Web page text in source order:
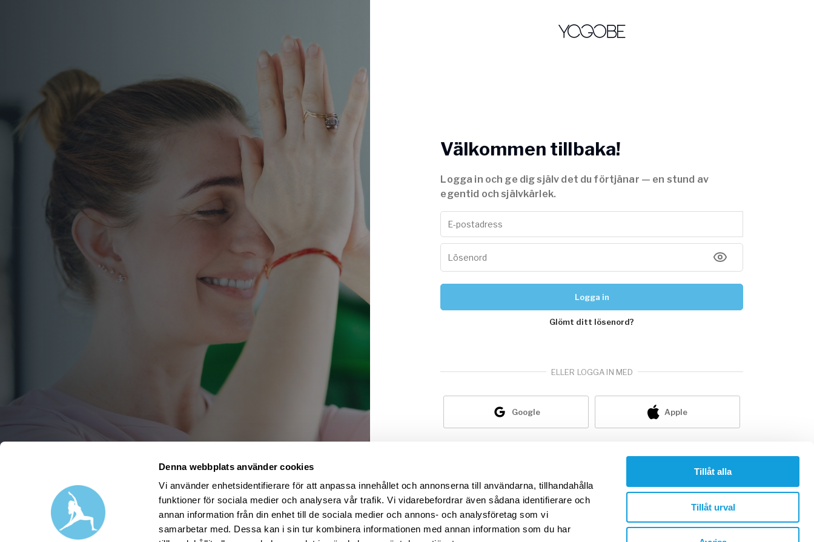
Denna webbplats använder cookies
Vi använder enhetsidentifierare för att anpassa innehållet och annonserna till användarna, tillhandahålla
funktioner för sociala medier och analysera vår trafik. Vi vidarebefordrar även sådana identifierare och
annan information från din enhet till de sociala medier och annons- och analysföretag som vi
samarbetar med. Dessa kan i sin tur kombinera informationen med annan information som du har
Tillåt alla
Tillåt urval
Välkommen tillbaka!
Logga in och ge dig själv det du förtjänar — en stund av
egentid och självkärlek.
Logga in
Glömt ditt lösenord?
ELLER LOGGA IN MED
Google Apple
skapa konto